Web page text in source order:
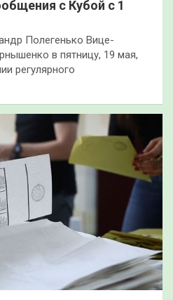
с Кубой с 1
Полегенько Вице-
в пятницу, 19 мая,
регулярного